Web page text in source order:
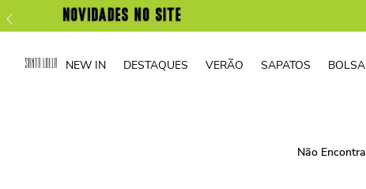
NEW IN DESTAQUES VERÃO SAPATOS
Não